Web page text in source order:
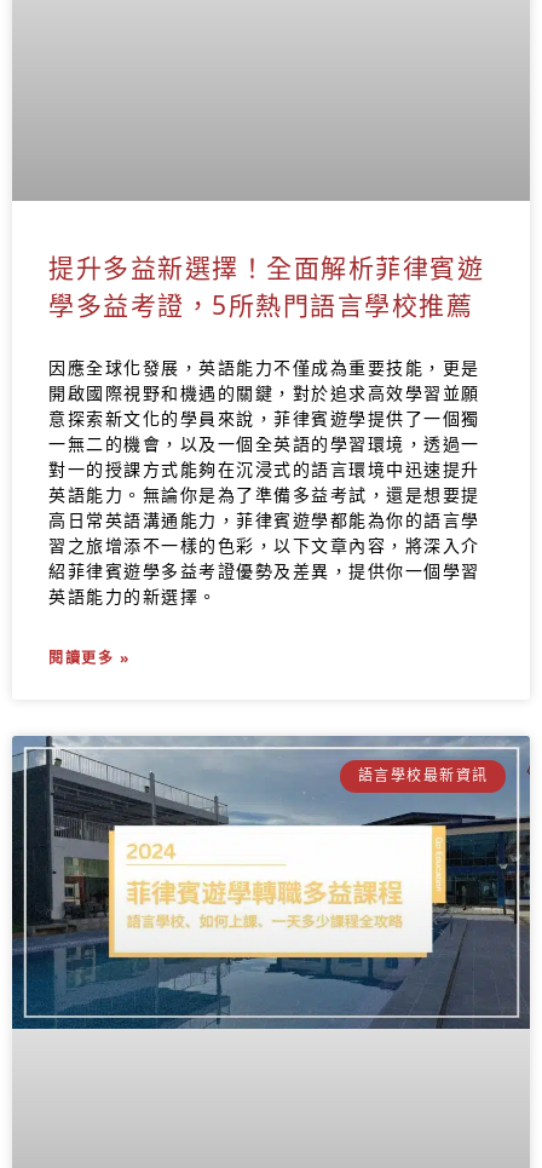
提升多益新選擇！全面解析菲律賓遊
學多益考證，5所熱門語言學校推薦
因應全球化發展，英語能力不僅成為重要技能，更是
開啟國際視野和機遇的關鍵，對於追求高效學習並願
意探索新文化的學員來說，菲律賓遊學提供了一個獨
一無二的機會，以及一個全英語的學習環境，透過一
對一的授課方式能夠在沉浸式的語言環境中迅速提升
英語能力。無論你是為了準備多益考試，還是想要提
高日常英語溝通能力，菲律賓遊學都能為你的語言學
習之旅增添不一樣的色彩，以下文章內容，將深入介
紹菲律賓遊學多益考證優勢及差異，提供你一個學習
英語能力的新選擇。
閱讀更多 »
語言學校最新資訊